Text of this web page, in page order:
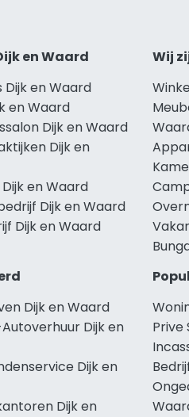
en Waard
Dijk en Waard
en Waard
Dijk en Waard
Dijk en
en Waard
Dijk en Waard
Dijk en Waard
Wij
Dijk en Waard
Dijk en
Dijk en
Dijk en
Prive